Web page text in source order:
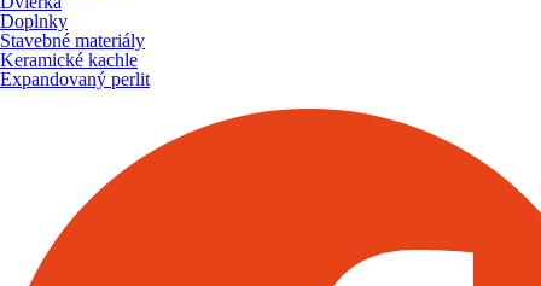
Doplnky
Stavebné materiály
Keramické kachle
Expandovaný perlit